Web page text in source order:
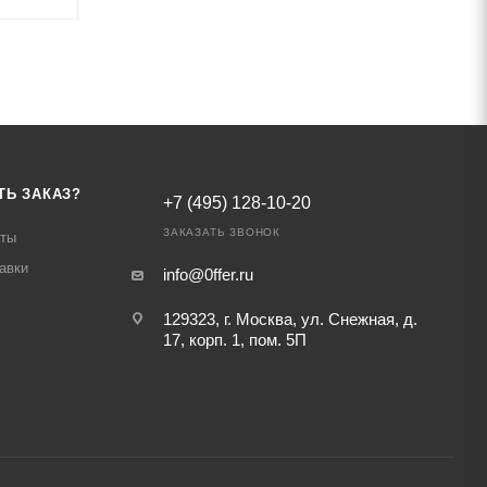
ЗАКАЗ? +7 (495) 128-10-20
ЗАКАЗАТЬ ЗВОНОК
info@0ffer.ru
129323, г. Москва, ул. Снежная, д.
17, корп. 1, пом. 5П